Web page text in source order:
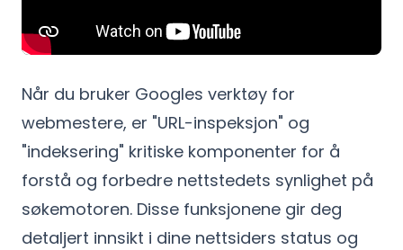
Når du bruker Googles verktøy for
webmestere, er "URL-inspeksjon" og
"indeksering" kritiske komponenter for å
forstå og forbedre nettstedets synlighet på
søkemotoren. Disse funksjonene gir deg
detaljert innsikt i dine nettsiders status og